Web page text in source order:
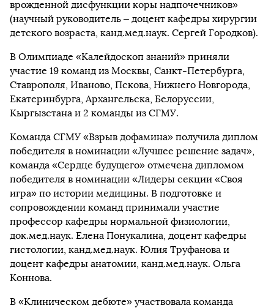
врожденной дисфункции коры надпочечников»
(научный руководитель – доцент кафедры хирургии
детского возраста, канд.мед.наук. Сергей Городков).
В Олимпиаде «Калейдоскоп знаний» приняли
участие 19 команд из Москвы, Санкт-Петербурга,
Ставрополя, Иваново, Пскова, Нижнего Новгорода,
Екатеринбурга, Архангельска, Белоруссии,
Кыргызстана и 2 команды из СГМУ.
Команда СГМУ «Взрыв дофамина» получила диплом
победителя в номинации «Лучшее решение задач»,
команда «Сердце будущего» отмечена дипломом
победителя в номинации «Лидеры секции «Своя
игра» по истории медицины. В подготовке и
сопровождении команд принимали участие
профессор кафедры нормальной физиологии,
док.мед.наук. Елена Понукалина, доцент кафедры
гистологии, канд.мед.наук. Юлия Труфанова и
доцент кафедры анатомии, канд.мед.наук. Ольга
Коннова.
В «Клиническом дебюте» участвовала команда